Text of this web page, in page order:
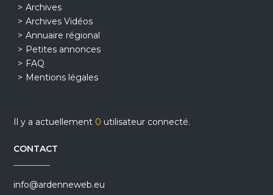
Archives
Archives Vidéos
Annuaire régional
Petites annonces
FAQ
Mentions légales
Il y a actuellement 0 utilisateur connecté.
CONTACT
info@ardenneweb.eu